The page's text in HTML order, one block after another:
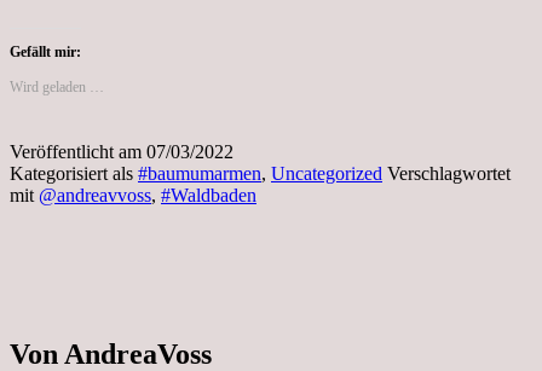
Gefällt mir:
Wird geladen …
Veröffentlicht am 07/03/2022
Kategorisiert als #baumumarmen, Uncategorized Verschlagwortet
mit @andreavvoss, #Waldbaden
Von AndreaVoss